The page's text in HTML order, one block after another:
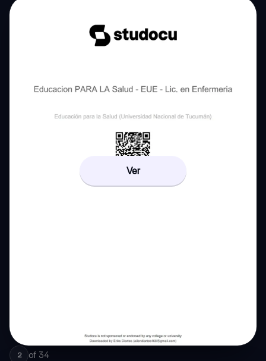
Ver
2 of 34